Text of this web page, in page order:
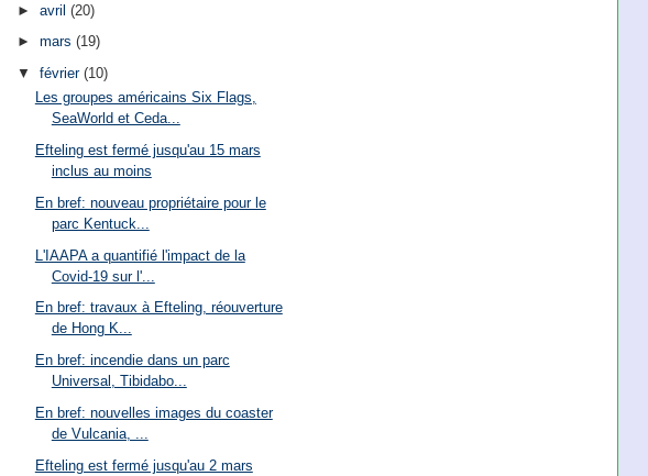
► avril (20)
► mars (19)
▼ février (10)
Les groupes américains Six Flags,
SeaWorld et Ceda...
Efteling est fermé jusqu'au 15 mars
inclus au moins
En bref: nouveau propriétaire pour le
parc Kentuck...
L'IAAPA a quantifié l'impact de la
Covid-19 sur l'...
En bref: travaux à Efteling, réouverture
de Hong K...
En bref: incendie dans un parc
Universal, Tibidabo...
En bref: nouvelles images du coaster
de Vulcania, ...
Efteling est fermé jusqu'au 2 mars